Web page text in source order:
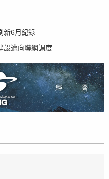
新6月紀錄
設邁向聯網調度